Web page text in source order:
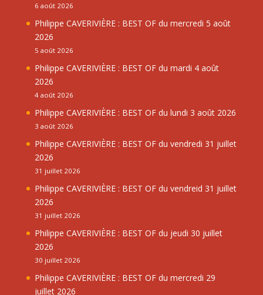
6 août 2026
Philippe CAVERIVIÈRE : BEST OF du mercredi 5 août
2026
5 août 2026
Philippe CAVERIVIÈRE : BEST OF du mardi 4 août
2026
4 août 2026
Philippe CAVERIVIÈRE : BEST OF du lundi 3 août 2026
3 août 2026
Philippe CAVERIVIÈRE : BEST OF du vendredi 31 juillet
2026
31 juillet 2026
Philippe CAVERIVIÈRE : BEST OF du vendreid 31 juillet
2026
31 juillet 2026
Philippe CAVERIVIÈRE : BEST OF du jeudi 30 juillet
2026
30 juillet 2026
Philippe CAVERIVIÈRE : BEST OF du mercredi 29
juillet 2026